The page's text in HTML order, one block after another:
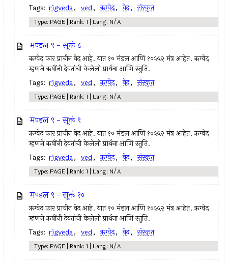
Tags: rigveda, ved, ऋग्वेद, वेद, संस्कृत
Type: PAGE | Rank: 1 | Lang: N/A
मण्डल ९ - सूक्तं ८
ऋग्वेद फार प्राचीन वेद आहे. यात १० मंडल आणि १०५५२ मंत्र आहेत. ऋग्वेद
म्हणजे ऋषींनी देवतांची केलेली प्रार्थना आणि स्तुति.
Tags: rigveda, ved, ऋग्वेद, वेद, संस्कृत
Type: PAGE | Rank: 1 | Lang: N/A
मण्डल ९ - सूक्तं ९
ऋग्वेद फार प्राचीन वेद आहे. यात १० मंडल आणि १०५५२ मंत्र आहेत. ऋग्वेद
म्हणजे ऋषींनी देवतांची केलेली प्रार्थना आणि स्तुति.
Tags: rigveda, ved, ऋग्वेद, वेद, संस्कृत
Type: PAGE | Rank: 1 | Lang: N/A
मण्डल ९ - सूक्तं १०
ऋग्वेद फार प्राचीन वेद आहे. यात १० मंडल आणि १०५५२ मंत्र आहेत. ऋग्वेद
म्हणजे ऋषींनी देवतांची केलेली प्रार्थना आणि स्तुति.
Tags: rigveda, ved, ऋग्वेद, वेद, संस्कृत
Type: PAGE | Rank: 1 | Lang: N/A